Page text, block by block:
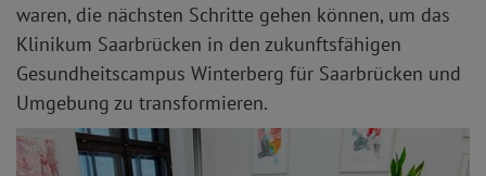
waren, die nächsten Schritte gehen können, um das
Klinikum Saarbrücken in den zukunftsfähigen
Gesundheitscampus Winterberg für Saarbrücken und
Umgebung zu transformieren.